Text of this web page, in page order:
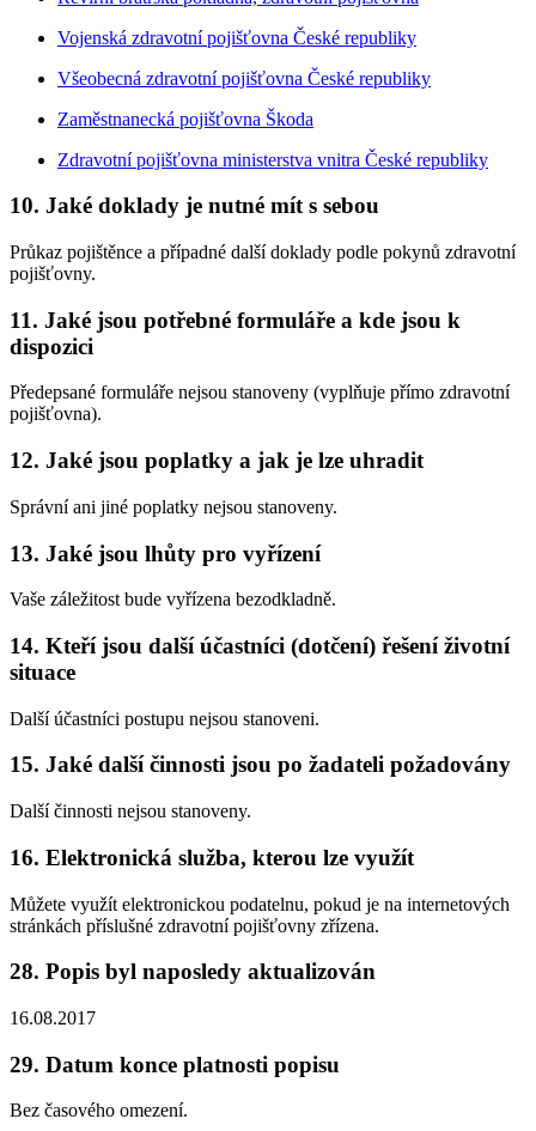
Vojenská zdravotní pojišťovna České republiky
Všeobecná zdravotní pojišťovna České republiky
Zaměstnanecká pojišťovna Škoda
Zdravotní pojišťovna ministerstva vnitra České republiky
10. Jaké doklady je nutné mít s sebou
Průkaz pojištěnce a případné další doklady podle pokynů zdravotní
pojišťovny.
11. Jaké jsou potřebné formuláře a kde jsou k
dispozici
Předepsané formuláře nejsou stanoveny (vyplňuje přímo zdravotní
pojišťovna).
12. Jaké jsou poplatky a jak je lze uhradit
Správní ani jiné poplatky nejsou stanoveny.
13. Jaké jsou lhůty pro vyřízení
Vaše záležitost bude vyřízena bezodkladně.
14. Kteří jsou další účastníci (dotčení) řešení životní
situace
Další účastníci postupu nejsou stanoveni.
15. Jaké další činnosti jsou po žadateli požadovány
Další činnosti nejsou stanoveny.
16. Elektronická služba, kterou lze využít
Můžete využít elektronickou podatelnu, pokud je na internetových
stránkách příslušné zdravotní pojišťovny zřízena.
28. Popis byl naposledy aktualizován
16.08.2017
29. Datum konce platnosti popisu
Bez časového omezení.